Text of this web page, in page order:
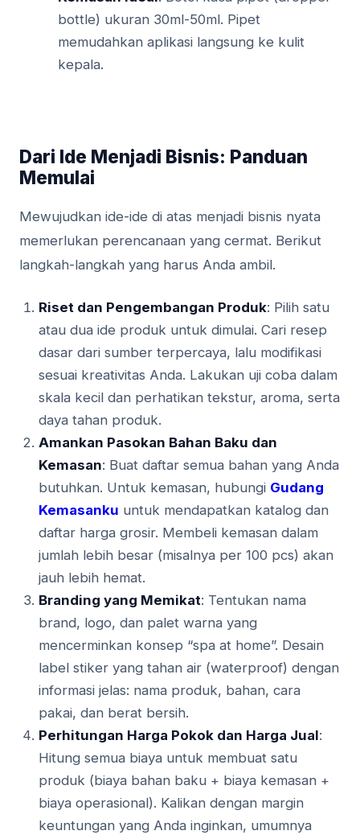
bottle) ukuran 30ml-50ml. Pipet
memudahkan aplikasi langsung ke kulit
kepala.
Dari Ide Menjadi Bisnis: Panduan
Memulai
Mewujudkan ide-ide di atas menjadi bisnis nyata
memerlukan perencanaan yang cermat. Berikut
langkah-langkah yang harus Anda ambil.
Riset dan Pengembangan Produk: Pilih satu
atau dua ide produk untuk dimulai. Cari resep
dasar dari sumber terpercaya, lalu modifikasi
sesuai kreativitas Anda. Lakukan uji coba dalam
skala kecil dan perhatikan tekstur, aroma, serta
daya tahan produk.
Amankan Pasokan Bahan Baku dan
Kemasan: Buat daftar semua bahan yang Anda
butuhkan. Untuk kemasan, hubungi Gudang
Kemasanku untuk mendapatkan katalog dan
daftar harga grosir. Membeli kemasan dalam
jumlah lebih besar (misalnya per 100 pcs) akan
jauh lebih hemat.
Branding yang Memikat: Tentukan nama
brand, logo, dan palet warna yang
mencerminkan konsep “spa at home”. Desain
label stiker yang tahan air (waterproof) dengan
informasi jelas: nama produk, bahan, cara
pakai, dan berat bersih.
Perhitungan Harga Pokok dan Harga Jual:
Hitung semua biaya untuk membuat satu
produk (biaya bahan baku + biaya kemasan +
biaya operasional). Kalikan dengan margin
keuntungan yang Anda inginkan, umumnya